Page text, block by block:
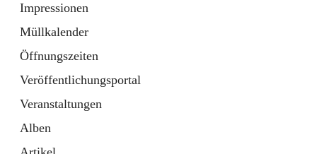
Impressionen
Müllkalender
Öffnungszeiten
Veröffentlichungsportal
Veranstaltungen
Alben
Bürgerservice
10 Schnellzugriffe